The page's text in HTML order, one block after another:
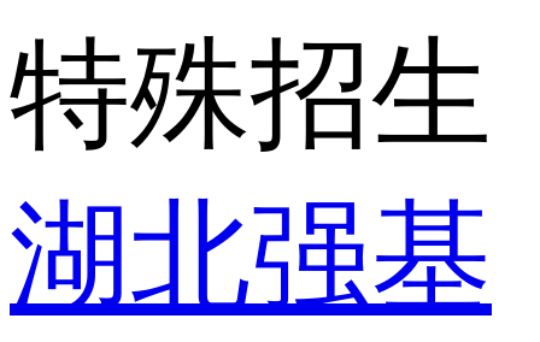
特殊招生
湖北强基